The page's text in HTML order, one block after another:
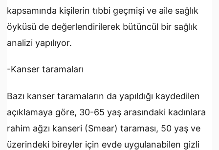
kapsamında kişilerin tıbbi geçmişi ve aile sağlık
öyküsü de değerlendirilerek bütüncül bir sağlık
analizi yapılıyor.
-Kanser taramaları
Bazı kanser taramaların da yapıldığı kaydedilen
açıklamaya göre, 30-65 yaş arasındaki kadınlara
rahim ağzı kanseri (Smear) taraması, 50 yaş ve
üzerindeki bireyler için evde uygulanabilen gizli